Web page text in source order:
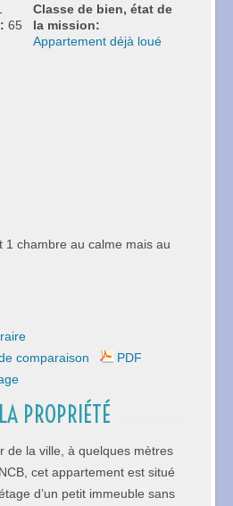
65
Classe de bien, état de
la mission:
Appartement déjà loué
1 chambre au calme mais au
comparaison
PDF
PROPRIÉTÉ
de la ville, à quelques mètres
cet appartement est situé
d’un petit immeuble sans